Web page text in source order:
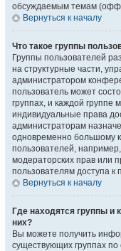
обсуждаемым темам
Вернуться к началу
Что такое группы
Группы пользователей
на структурные части,
администратором
пользователь может
группах, и каждой группе
индивидуальные права
администраторам
одновременно большому
пользователей,
модераторских прав или
пользователям доступа
Вернуться к началу
Где находятся группы и
них?
Вы можете получить
существующих группах